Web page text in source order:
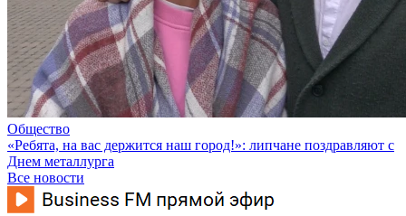
Общество
«Ребята, на вас держится наш город!»: липчане поздравляют с
Днем металлурга
Все новости